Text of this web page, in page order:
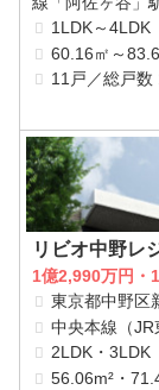
1LDK～4LDK
60.16㎡～
11戸／総戸数
リビオ中野レ
1億2,990万円・
東京都中野区
中央本線（
2LDK・3LDK
56.06m²・